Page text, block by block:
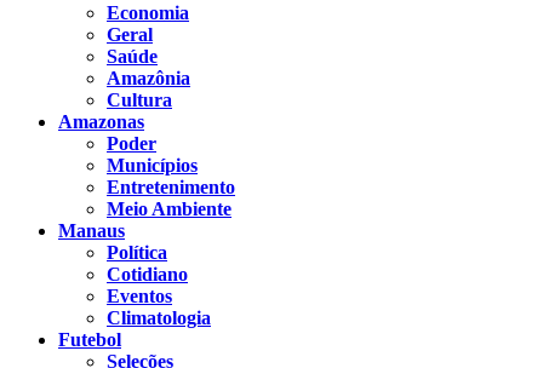
Economia
Geral
Saúde
Amazônia
Cultura
Amazonas
Poder
Municípios
Entretenimento
Meio Ambiente
Manaus
Política
Cotidiano
Eventos
Climatologia
Futebol
Seleções